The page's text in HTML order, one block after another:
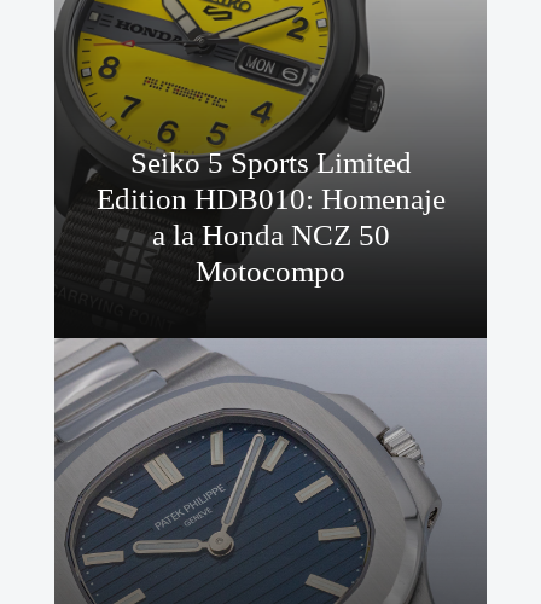
Seiko 5 Sports Limited
Edition HDB010: Homenaje
a la Honda NCZ 50
Motocompo